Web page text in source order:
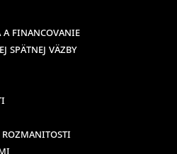
financovanie
spätnej väzby
rozmanitosti